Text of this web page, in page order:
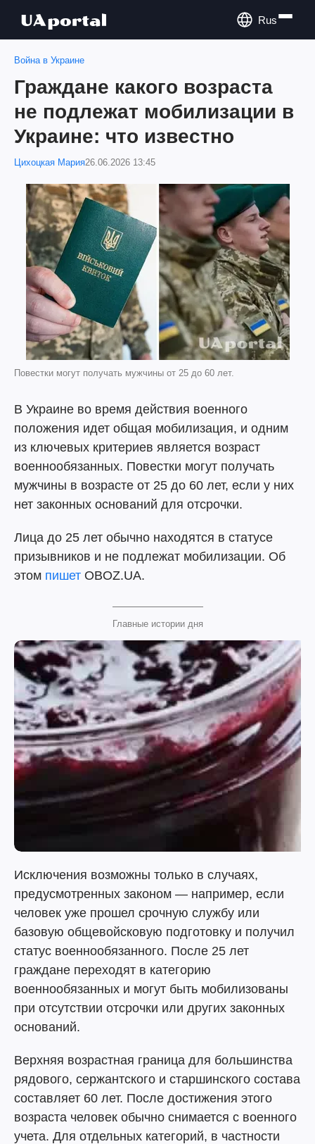
Rus
Война в Украине
Граждане какого возраста
не подлежат мобилизации в
Украине: что известно
Цихоцкая Мария26.06.2026 13:45
Повестки могут получать мужчины от 25 до 60 лет.
В Украине во время действия военного
положения идет общая мобилизация, и одним
из ключевых критериев является возраст
военнообязанных. Повестки могут получать
мужчины в возрасте от 25 до 60 лет, если у них
нет законных оснований для отсрочки.
Лица до 25 лет обычно находятся в статусе
призывников и не подлежат мобилизации. Об
этом пишет OBOZ.UA.
Главные истории дня
Исключения возможны только в случаях,
предусмотренных законом — например, если
человек уже прошел срочную службу или
базовую общевойсковую подготовку и получил
статус военнообязанного. После 25 лет
граждане переходят в категорию
военнообязанных и могут быть мобилизованы
при отсутствии отсрочки или других законных
оснований.
Верхняя возрастная граница для большинства
рядового, сержантского и старшинского состава
составляет 60 лет. После достижения этого
возраста человек обычно снимается с военного
учета. Для отдельных категорий, в частности